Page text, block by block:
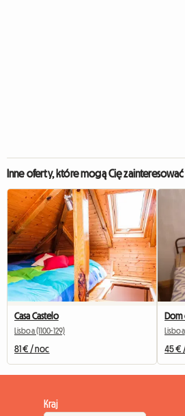
Inne oferty, które mogą Cię zainteresować
Casa Castelo
Lisboa (1100-129)
81 € / noc
Dom
Lisboa
45 €
Kraj